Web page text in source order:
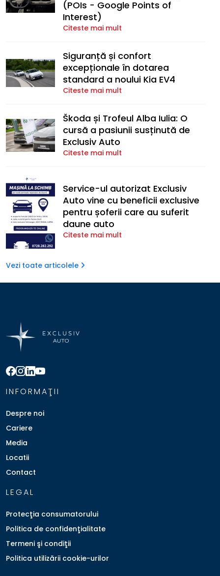
(POIs - Google Points of
Interest)
Citeste mai mult
Siguranță și confort
excepționale în dotarea
standard a noului Kia EV4
Citeste mai mult
Škoda și Trofeul Alba Iulia: O
cursă a pasiunii susținută de
Exclusiv Auto
Citeste mai mult
Service-ul autorizat Exclusiv
Auto vine cu beneficii exclusive
pentru șoferii care au suferit
daune auto
Citeste mai mult
Vezi toate articolele
INFORMAŢII
Despre noi
Cariere
Media
Locatii
Contact
LEGAL
Protecţia consumatorului
Politica de confidenţialitate
Termeni şi condiţii
Politica utilizării cookie-urilor